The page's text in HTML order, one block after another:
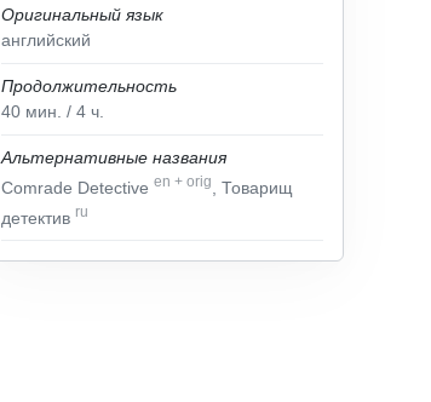
Оригинальный язык
английский
Продолжительность
40 мин. / 4 ч.
Альтернативные названия
Comrade Detective en + orig
, Товарищ
детектив ru